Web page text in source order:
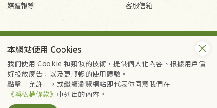
媒體報導
客服信箱
Copyright © 2026 里仁事業股份有限公司(統編：16301262) /
里仁網購股份有限公司(統編：25149752)
All Rights Reserved.
本網站使用 Cookies
我們使用 Cookie 和類似的技術，提供個人化內容、根據用戶偏
好投放廣告，以及更順暢的使用體驗。
點擊「允許」，或繼續瀏覽網站即代表你同意我們在
《隱私權條款》 中列出的內容。